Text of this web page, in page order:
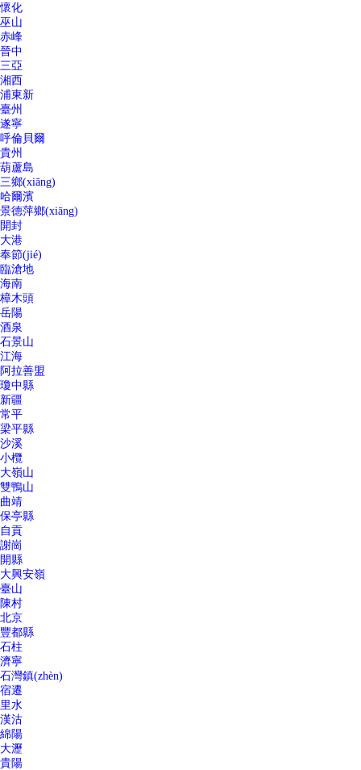
懷化
巫山
赤峰
晉中
三亞
湘西
浦東新
臺州
遂寧
呼倫貝爾
貴州
葫蘆島
三鄉(xiāng)
哈爾濱
景德萍鄉(xiāng)
開封
大港
奉節(jié)
臨滄地
海南
樟木頭
岳陽
酒泉
石景山
江海
阿拉善盟
瓊中縣
新疆
常平
梁平縣
沙溪
小欖
大嶺山
雙鴨山
曲靖
保亭縣
自貢
謝崗
開縣
大興安嶺
臺山
陳村
北京
豐都縣
石柱
濟寧
石灣鎮(zhèn)
宿遷
里水
漢沽
綿陽
大瀝
貴陽